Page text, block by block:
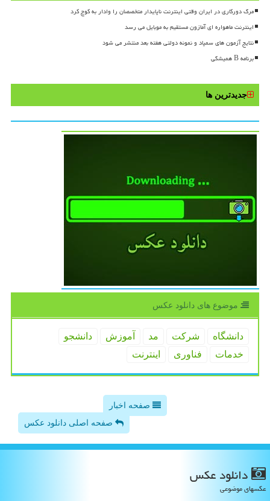
مرگ دورکاری در ایران وقتی اینترنت ناپایدار متخصصان را وادار به کوچ کرد
اینترنت ماهواره ای آمازون مستقیم به موبایل می رسد
نتایج آزمون های سمپاد و نمونه دولتی هفته بعد منتشر می شود
برنامه B همیشگی
جدیدترین ها
موضوع های دانلود عكس
دانشگاه شركت مد آموزش
دانشجو
خدمات
فناوری اینترنت
صفحه اخبار
صفحه اصلی دانلود عکس
دانلود عكس
عکسهای موضوعی